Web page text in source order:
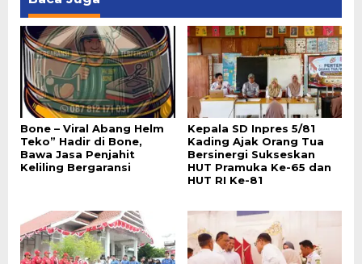
Bone – Viral Abang Helm
Teko” Hadir di Bone,
Bawa Jasa Penjahit
Keliling Bergaransi
Kepala SD Inpres 5/81
Kading Ajak Orang Tua
Bersinergi Sukseskan
HUT Pramuka Ke-65 dan
HUT RI Ke-81